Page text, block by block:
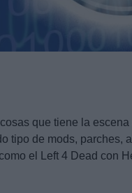
que tiene la
tipo de mods,
el Left 4 Dead con